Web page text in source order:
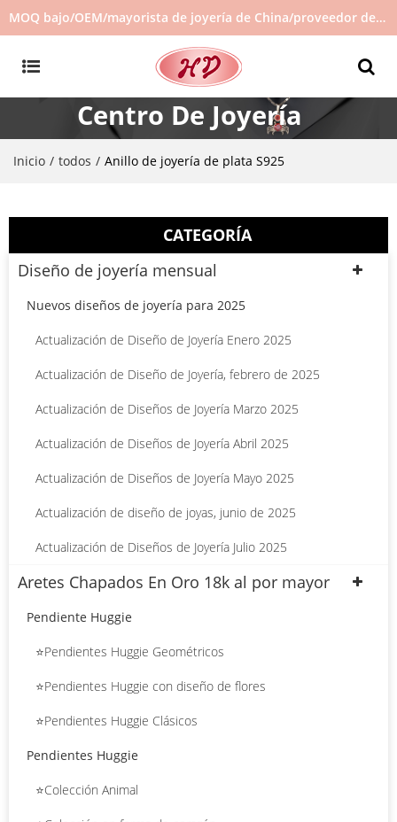
MOQ bajo/OEM/mayorista de joyería de China/proveedor de joyas/joyería de gran venta en stock/no hay joyas de segunda mano
Centro De Joyería
Inicio / todos / Anillo de joyería de plata S925
CATEGORÍA
Diseño de joyería mensual
Nuevos diseños de joyería para 2025
Actualización de Diseño de Joyería Enero 2025
Actualización de Diseño de Joyería, febrero de 2025
Actualización de Diseños de Joyería Marzo 2025
Actualización de Diseños de Joyería Abril 2025
Actualización de Diseños de Joyería Mayo 2025
Actualización de diseño de joyas, junio de 2025
Actualización de Diseños de Joyería Julio 2025
Aretes Chapados En Oro 18k al por mayor
Pendiente Huggie
⭐Pendientes Huggie Geométricos
⭐Pendientes Huggie con diseño de flores
⭐Pendientes Huggie Clásicos
Pendientes Huggie
⭐Colección Animal